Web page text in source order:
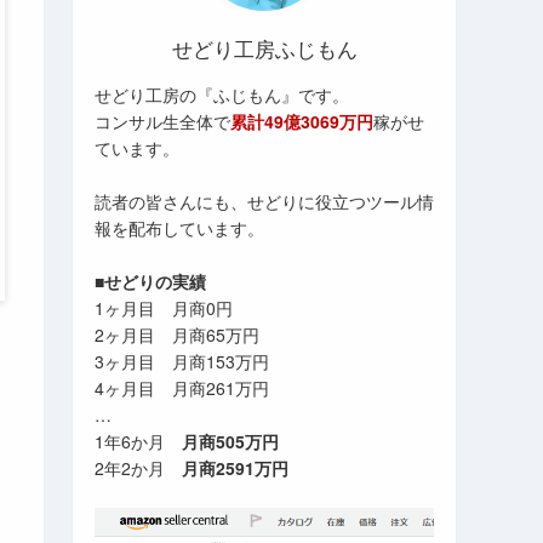
せどり工房ふじもん
せどり工房の『ふじもん』です。
コンサル生全体で累計49億3069万円稼がせ
ています。
読者の皆さんにも、せどりに役立つツール情
報を配布しています。
■せどりの実績
1ヶ月目 月商0円
2ヶ月目 月商65万円
3ヶ月目 月商153万円
4ヶ月目 月商261万円
…
1年6か月 月商505万円
2年2か月 月商2591万円